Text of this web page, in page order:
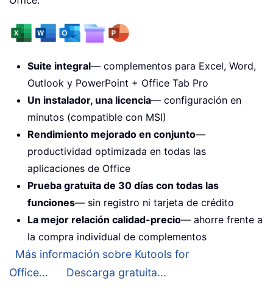
Suite integral— complementos para Excel, Word,
Outlook y PowerPoint + Office Tab Pro
Un instalador, una licencia— configuración en
minutos (compatible con MSI)
Rendimiento mejorado en conjunto—
productividad optimizada en todas las
aplicaciones de Office
Prueba gratuita de 30 días con todas las
funciones— sin registro ni tarjeta de crédito
La mejor relación calidad-precio— ahorre frente a
la compra individual de complementos
Más información sobre Kutools for
Office...
Descarga gratuita...